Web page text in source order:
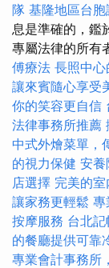
隊 基隆地區台
息是準確的，鑑
專屬法律的所有
傅療法 長照中
讓來賓隨心享受
你的笑容更自信
法律事務所推薦
中式外燴菜單，
的視力保健 安養
店選擇 完美的
讓家務更輕鬆 專
按摩服務 台北
的餐廳提供可靠
專業會計事務所